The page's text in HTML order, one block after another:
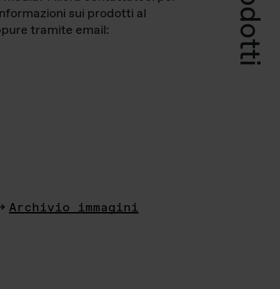
sui prodotti al
tramite email:
Archivio immagini